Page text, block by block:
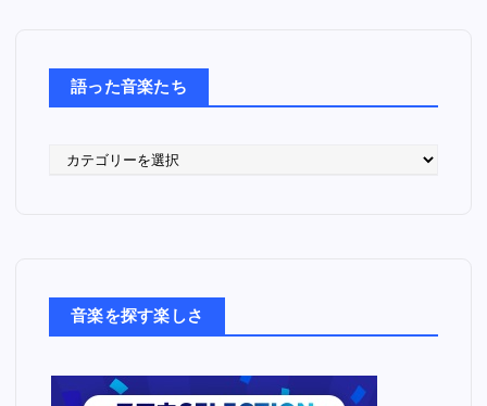
語った音楽たち
音楽を探す楽しさ